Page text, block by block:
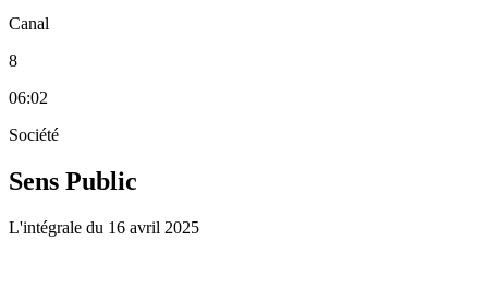
Canal
8
06:02
Société
Sens Public
L'intégrale du 16 avril 2025